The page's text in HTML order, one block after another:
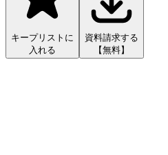
キープリストに
入れる
資料請求する
【無料】